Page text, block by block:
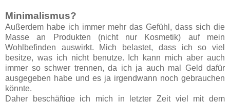
Minimalismus?
Außerdem habe ich immer mehr das Gefühl, dass sich die
Masse an Produkten (nicht nur Kosmetik) auf mein
Wohlbefinden auswirkt. Mich belastet, dass ich so viel
besitze, was ich nicht benutze. Ich kann mich aber auch
immer so schwer trennen, da ich ja auch mal Geld dafür
ausgegeben habe und es ja irgendwann noch gebrauchen
könnte.
Daher beschäftige ich mich in letzter Zeit viel mit dem